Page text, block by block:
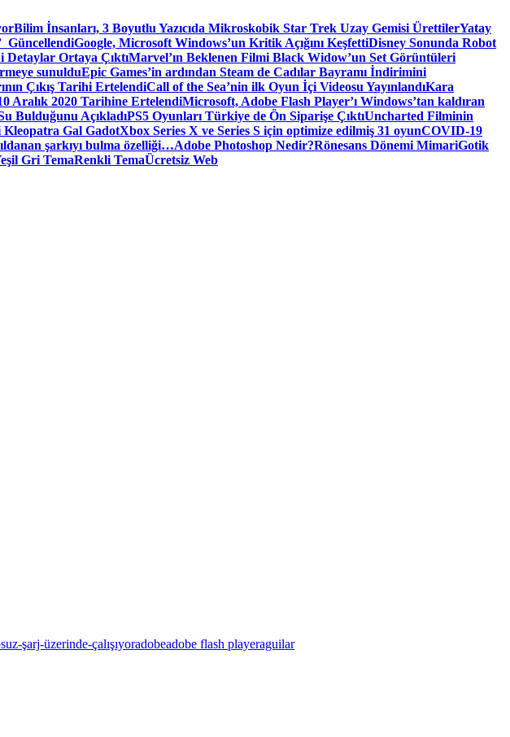
Bilim İnsanları, 3 Boyutlu Yazıcıda Mikroskobik Star Trek Uzay Gemisi ÜrettilerYatay
GüncellendiGoogle, Microsoft Windows’un Kritik Açığını KeşfettiDisney Sonunda Robot
Detaylar Ortaya ÇıktıMarvel’ın Beklenen Filmi Black Widow’un Set Görüntüleri
sunulduEpic Games’in ardından Steam de Cadılar Bayramı İndirimini
Çıkış Tarihi ErtelendiCall of the Sea’nin ilk Oyun İçi Videosu YayınlandıKara
Aralık 2020 Tarihine ErtelendiMicrosoft, Adobe Flash Player’ı Windows’tan kaldıran
Bulduğunu AçıkladıPS5 Oyunları Türkiye de Ön Siparişe ÇıktıUncharted Filminin
Kleopatra Gal GadotXbox Series X ve Series S için optimize edilmiş 31 oyunCOVID-19
şarkıyı bulma özelliği…Adobe Photoshop Nedir?Rönesans Dönemi MimariGotik
Gri TemaRenkli TemaÜcretsiz Web
şarj-üzerinde-çalışıyoradobeadobe flash playeraguilar